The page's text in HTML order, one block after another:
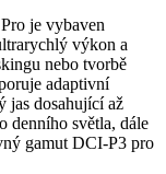
je vybaven
výkon a
nebo tvorbě
adaptivní
jas dosahující až
denního světla, dále
gamut DCI-P3 pro